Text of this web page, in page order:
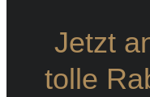
Jetzt
tolle